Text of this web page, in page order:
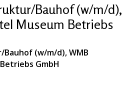
Bauhof (w/m/d),
Museum Betriebs
(w/m/d), WMB
GmbH